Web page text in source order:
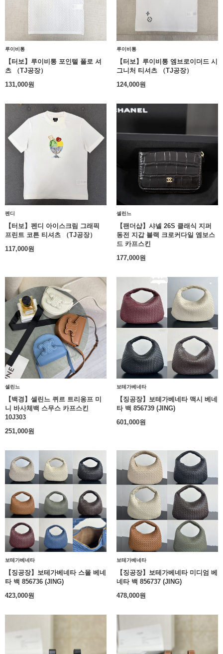
루이비통
【터보】루이비통 포인텔 폴로 셔
츠 （TJ공장）
131,000원
루이비통
【터보】루이비통 엠브로이더드 시
그니처 티셔츠 （TJ공장）
124,000원
펜디
【터보】펜디 아이스크림 그래픽
프린트 코튼 티셔츠 （TJ공장）
117,000원
셀린느
【팬더샵】샤넬 26S 클래식 지퍼
동전 지갑 블랙 크로커다일 엠보스
드 카프스킨
177,000원
셀린느
【백경】셀린느 퀴르 트리옹프 미
니 바사체백 스무스 카프스킨
10J303
251,000원
보테가베네타
【징공장】보테가베네타 맥시 베네
타 백 856739 (JING)
601,000원
보테가베네타
【징공장】보테가베네타 스몰 베네
타 백 856736 (JING)
423,000원
보테가베네타
【징공장】보테가베네타 미디엄 베
네타 백 856737 (JING)
478,000원